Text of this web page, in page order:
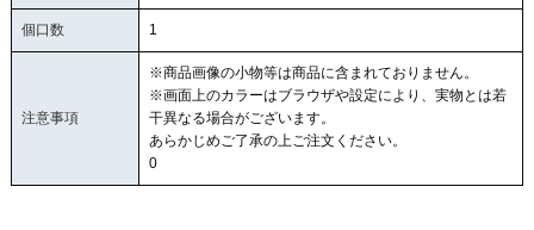
個口数 1
注意事項
※商品画像の小物等は商品に含まれておりません。
※画面上のカラーはブラウザや設定により、実物とは若
干異なる場合がございます。
あらかじめご了承の上ご注文ください。
0